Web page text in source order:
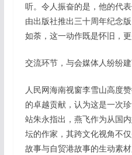
听。令人振奋的是，他的代
由出版社推出三十周年纪念
如荼，这一动作既是怀旧，
交流环节，与会媒体人纷纷
人民网海南视窗李雪山高度
的卓越贡献，认为这是一次
站朱永指出，燕飞作为从国
坛的作家，其跨文化视角不
故事与自贸港故事的生动素